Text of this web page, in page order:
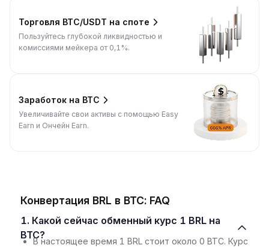
Торговля BTC/USDT на споте
Пользуйтесь глубокой ликвидностью и
комиссиями мейкера от 0,1%.
Заработок на BTC
Увеличивайте свои активы с помощью Easy
Earn и Ончейн Earn.
Конвертация BRL в BTC: FAQ
1. Какой сейчас обменный курс 1 BRL на
BTC?
В настоящее время 1 BRL стоит около 0 BTC. Курс